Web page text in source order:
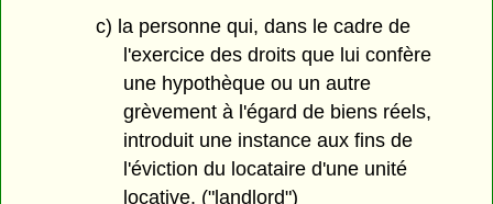
c) la personne qui, dans le cadre de
l'exercice des droits que lui confère
une hypothèque ou un autre
grèvement à l'égard de biens réels,
introduit une instance aux fins de
l'éviction du locataire d'une unité
locative. ("landlord")